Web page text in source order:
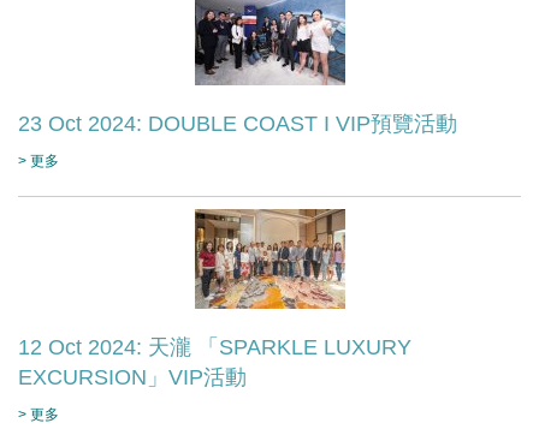
23 Oct 2024: DOUBLE COAST I VIP預覽活動
> 更多
12 Oct 2024: 天瀧 「SPARKLE LUXURY
EXCURSION」VIP活動
> 更多